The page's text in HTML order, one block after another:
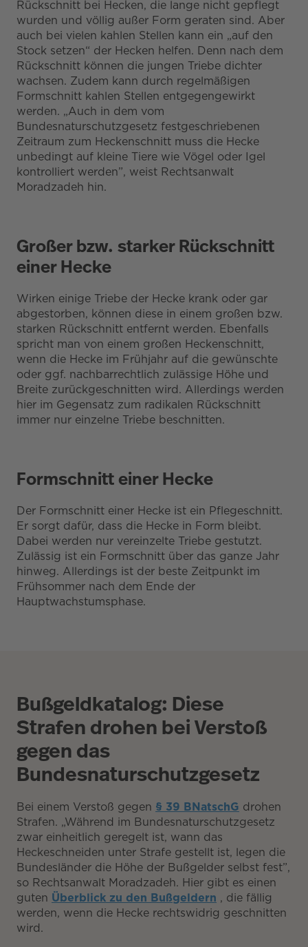
Rückschnitt bei Hecken, die lange nicht gepflegt
wurden und völlig außer Form geraten sind. Aber
auch bei vielen kahlen Stellen kann ein „auf den
Stock setzen“ der Hecken helfen. Denn nach dem
Rückschnitt können die jungen Triebe dichter
wachsen. Zudem kann durch regelmäßigen
Formschnitt kahlen Stellen entgegengewirkt
werden. „Auch in dem vom
Bundesnaturschutzgesetz festgeschriebenen
Zeitraum zum Heckenschnitt muss die Hecke
unbedingt auf kleine Tiere wie Vögel oder Igel
kontrolliert werden”, weist Rechtsanwalt
Moradzadeh hin.
Großer bzw. starker Rückschnitt
einer Hecke
Wirken einige Triebe der Hecke krank oder gar
abgestorben, können diese in einem großen bzw.
starken Rückschnitt entfernt werden. Ebenfalls
spricht man von einem großen Heckenschnitt,
wenn die Hecke im Frühjahr auf die gewünschte
oder ggf. nachbarrechtlich zulässige Höhe und
Breite zurückgeschnitten wird. Allerdings werden
hier im Gegensatz zum radikalen Rückschnitt
immer nur einzelne Triebe beschnitten.
Formschnitt einer Hecke
Der Formschnitt einer Hecke ist ein Pflegeschnitt.
Er sorgt dafür, dass die Hecke in Form bleibt.
Dabei werden nur vereinzelte Triebe gestutzt.
Zulässig ist ein Formschnitt über das ganze Jahr
hinweg. Allerdings ist der beste Zeitpunkt im
Frühsommer nach dem Ende der
Hauptwachstumsphase.
Bußgeldkatalog: Diese
Strafen drohen bei Verstoß
gegen das
Bundesnaturschutzgesetz
Bei einem Verstoß gegen § 39 BNatschG drohen
Strafen. „Während im Bundesnaturschutzgesetz
zwar einheitlich geregelt ist, wann das
Heckeschneiden unter Strafe gestellt ist, legen die
Bundesländer die Höhe der Bußgelder selbst fest”,
so Rechtsanwalt Moradzadeh. Hier gibt es einen
guten Überblick zu den Bußgeldern , die fällig
werden, wenn die Hecke rechtswidrig geschnitten
wird.